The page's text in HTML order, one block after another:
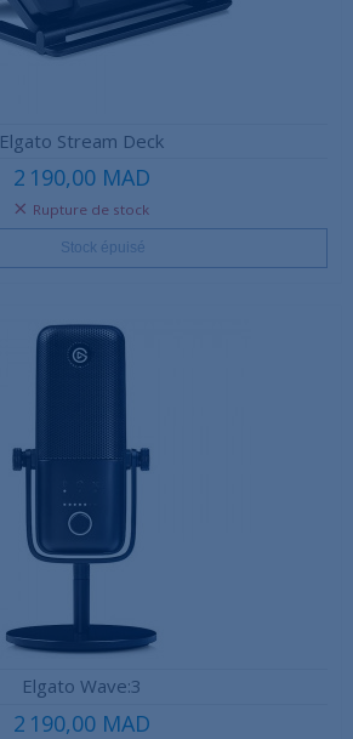
Elgato Stream Deck
2 190,00 MAD
Rupture de stock
Stock épuisé
Elgato Wave:3
2 190,00 MAD